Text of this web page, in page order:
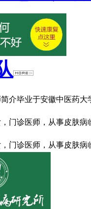
介毕业于安徽中医药
门诊医师，从事皮肤
门诊医师，从事皮肤